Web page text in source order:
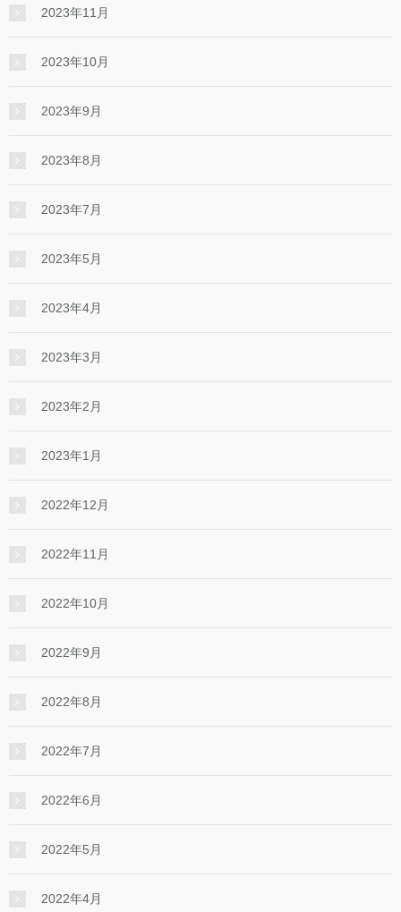
2023年11月
2023年10月
2023年9月
2023年8月
2023年7月
2023年5月
2023年4月
2023年3月
2023年2月
2023年1月
2022年12月
2022年11月
2022年10月
2022年9月
2022年8月
2022年7月
2022年6月
2022年5月
2022年4月